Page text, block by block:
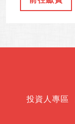
投資人專區